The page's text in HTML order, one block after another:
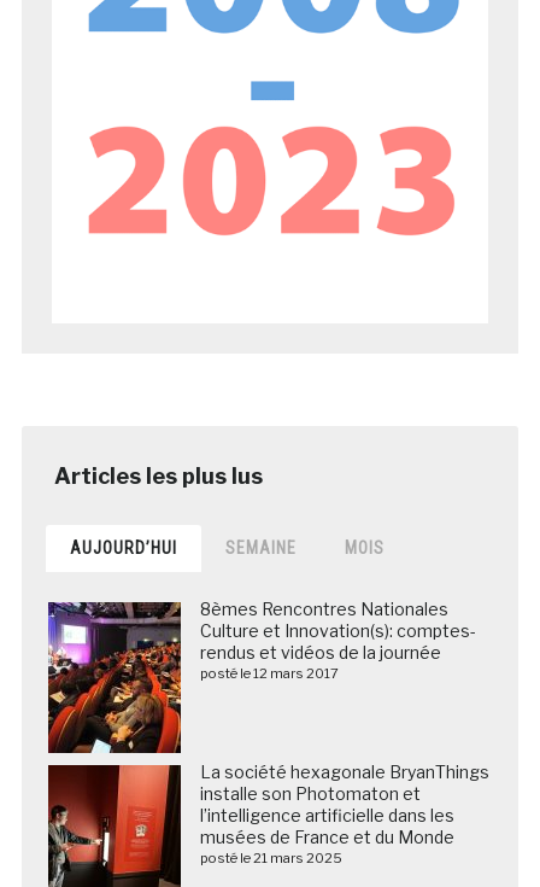
AUJOURD’HUI SEMAINE MOIS
8èmes Rencontres Nationales
Culture et Innovation(s): comptes-
rendus et vidéos de la journée
posté le 12 mars 2017
La société hexagonale BryanThings
installe son Photomaton et
l’intelligence artificielle dans les
musées de France et du Monde
posté le 21 mars 2025